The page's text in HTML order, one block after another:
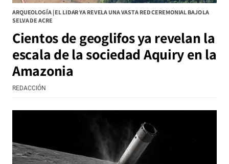
ARQUEOLOGÍA | EL LIDAR YA REVELA UNA VASTA RED CEREMONIAL BAJO LA
SELVA DE ACRE
Cientos de geoglifos ya revelan la
escala de la sociedad Aquiry en la
Amazonia
REDACCIÓN